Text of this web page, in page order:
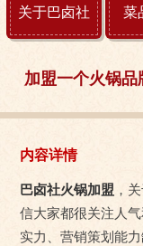
关于巴卤社 菜
加盟一个火锅
内容详情
巴卤社火锅加盟 ，
信大家都很关注人
实力、营销策划能